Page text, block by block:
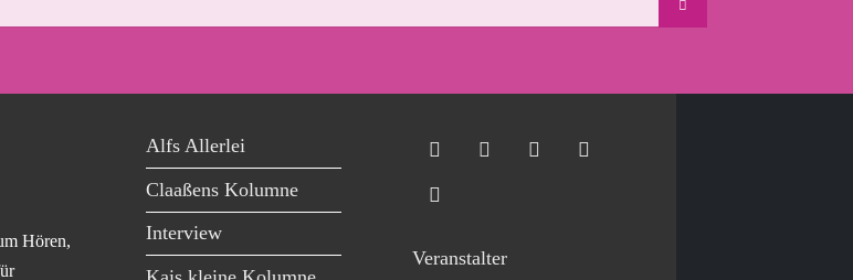
Hören,
Alfs Allerlei
Claaßens Kolumne
Interview
Veranstalter